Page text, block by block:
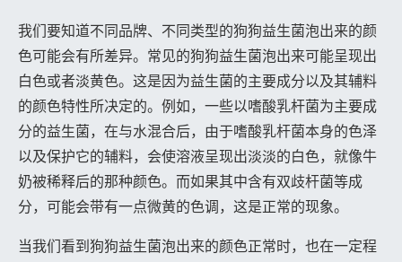
我们要知道不同品牌、不同类型的狗狗益生菌泡出来的颜
色可能会有所差异。常见的狗狗益生菌泡出来可能呈现出
白色或者淡黄色。这是因为益生菌的主要成分以及其辅料
的颜色特性所决定的。例如，一些以嗜酸乳杆菌为主要成
分的益生菌，在与水混合后，由于嗜酸乳杆菌本身的色泽
以及保护它的辅料，会使溶液呈现出淡淡的白色，就像牛
奶被稀释后的那种颜色。而如果其中含有双歧杆菌等成
分，可能会带有一点微黄的色调，这是正常的现象。
当我们看到狗狗益生菌泡出来的颜色正常时，也在一定程